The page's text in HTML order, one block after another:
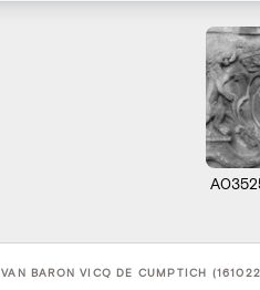
VAN BARON VICQ DE CUMPTICH